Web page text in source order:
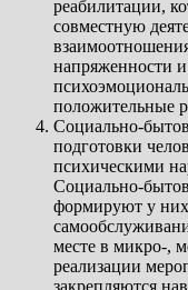
реабилитации,
совместную
напряженности
положительные
Социально-
подготовки
психическими
Социально-
формируют у них
месте в микро-,
реализации
закрепляются